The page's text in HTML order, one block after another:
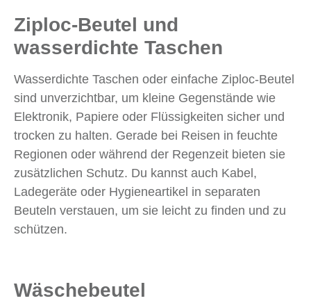
Ziploc-Beutel und
wasserdichte Taschen
Wasserdichte Taschen oder einfache Ziploc-Beutel
sind unverzichtbar, um kleine Gegenstände wie
Elektronik, Papiere oder Flüssigkeiten sicher und
trocken zu halten. Gerade bei Reisen in feuchte
Regionen oder während der Regenzeit bieten sie
zusätzlichen Schutz. Du kannst auch Kabel,
Ladegeräte oder Hygieneartikel in separaten
Beuteln verstauen, um sie leicht zu finden und zu
schützen.
Wäschebeutel